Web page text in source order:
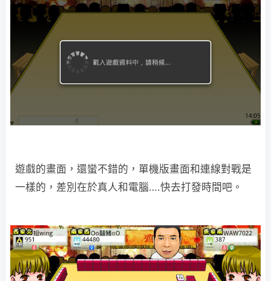
遊戲的畫面，還蠻不錯的，單機版畫面和連線對戰是
一樣的，差別在於真人和電腦….快去打發時間吧。